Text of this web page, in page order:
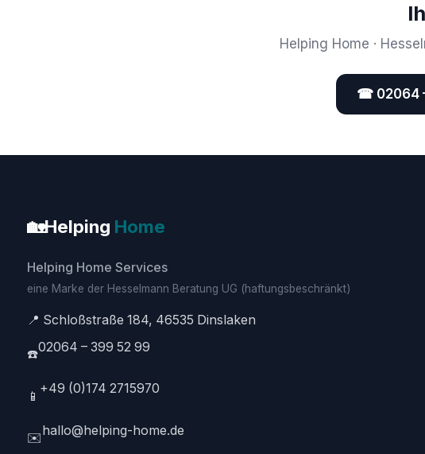
Helping Home ·
☎ 02064
🏡Helping Home
Helping Home Services
eine Marke der Hesselmann Beratung UG (haftungsbeschränkt)
📍 Schloßstraße 184, 46535 Dinslaken
☎️02064 – 399 52 99
📱 +49 (0)174 2715970
✉️hallo@helping-home.de